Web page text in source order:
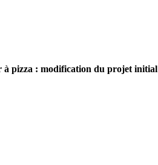
à pizza : modification du projet initial